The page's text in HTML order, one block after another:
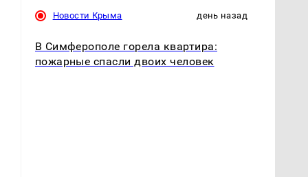
Новости Крыма день назад
В Симферополе горела квартира:
пожарные спасли двоих человек